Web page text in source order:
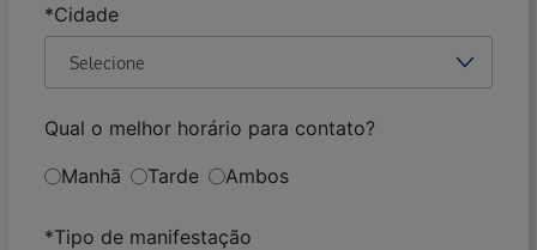
*CidadeObrigatório
Qual o melhor horário para contato?
Manhã
Tarde Ambos
*Tipo de manifestaçãoObrigatório